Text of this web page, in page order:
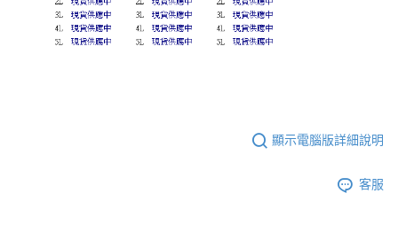
顯示電腦版詳細說明
客服